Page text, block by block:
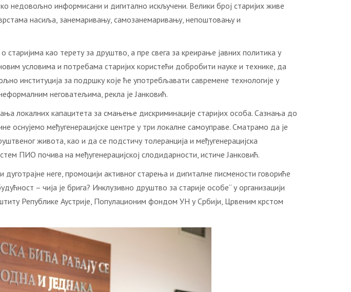
недовољно информисани и дигитално искључени. Велики број старијих живе
насиља, занемаривању, самозанемаривању, непоштовању и
као терету за друштво, а пре свега за креирање јавних политика у
условима и потребама старијих користећи добробити науке и технике, да
институција за подршку које ће употребљавати савремене технологије у
неговатељима, рекла је Јанковић.
локалних капацитета за смањење дискриминације старијих особа. Сазнања до
оснујемо међугенерацијске центре у три локалне самоуправе. Сматрамо да је
живота, као и да се подстичу толеранција и међугенерацијска
ПИО почива на међугенерацијској слодидарности, истиче Јанковић.
неге, промоцији активног старења и дигиталне писмености говориће
– чија је брига? Инклузивно друштво за старије особе“ у организацији
Републике Аустрије, Популационим фондом УН у Србији, Црвеним крстом